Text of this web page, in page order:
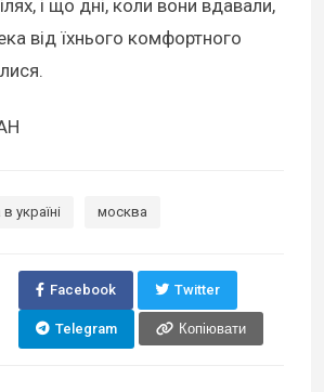
і що дні, коли вони вдавали,
від їхнього комфортного
в україні москва
Facebook Twitter
Telegram Копіювати